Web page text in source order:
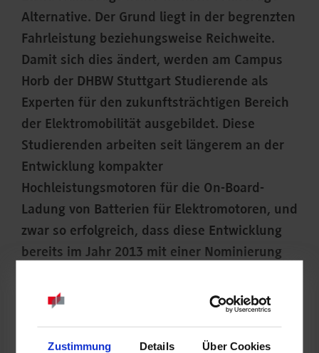
Zustimmung Details Über Cookies
Alternative. Der Grund liegt in der begrenzten
Fahrleistung beziehungsweise Reichweite.
Damit sich dies ändert, werden am Campus
Horb der DHBW Stuttgart Studierende als
Experten für den zukunftsträchtigen Bereich
der Elektromobilität ausgebildet. Diese
Studierenden arbeiten seit längerem an der
Entwicklung kompakter
Hochleistungsmotoren für die On-Board-
Ladung von Batterien für Elektromotoren, und
zwar so erfolgreich, dass diese Entwicklung
bereits im Jahr 2013 mit einer Nominierung
in der Kategorie Emissionsminderung